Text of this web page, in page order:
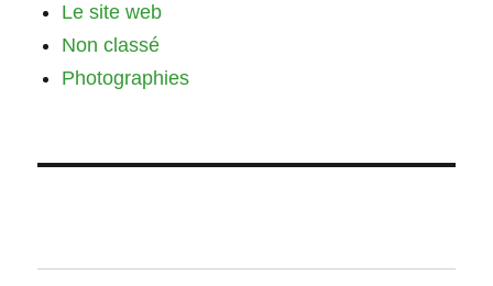
Le site web
Non classé
Photographies